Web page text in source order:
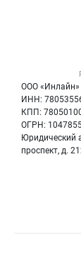
ООО «Инлайн»
ИНН:
КПП:
ОГРН:
Юридический
проспект, д.